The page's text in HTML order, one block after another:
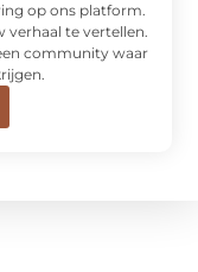
op ons platform.
verhaal te vertellen.
community waar